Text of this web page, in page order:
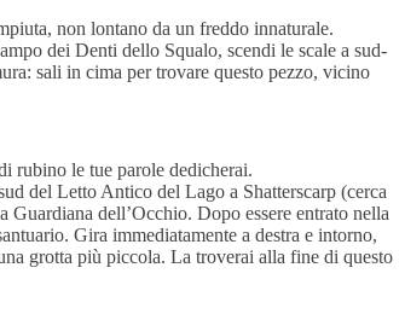
non lontano da un freddo innaturale.
dei Denti dello Squalo, scendi le scale a sud-
sali in cima per trovare questo pezzo, vicino
rubino le tue parole dedicherai.
del Letto Antico del Lago a Shatterscarp (cerca
dell’Occhio. Dopo essere entrato nella
Gira immediatamente a destra e intorno,
grotta più piccola. La troverai alla fine di questo